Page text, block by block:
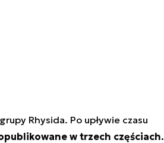
Rhysida. Po upływie czasu
w trzech częściach.